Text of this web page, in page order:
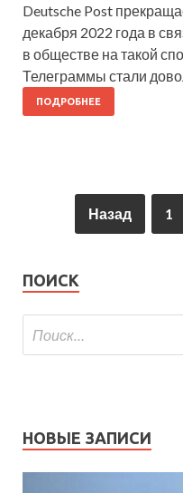
Deutsche Post
декабря 2022 года в
в обществе на такой
Телеграммы стали
ПОДРОБНЕЕ
Назад 1
ПОИСК
НОВЫЕ ЗАПИСИ